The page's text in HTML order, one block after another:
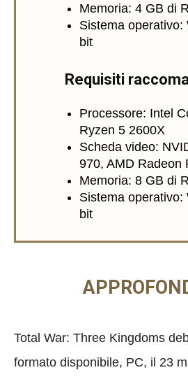
Memoria: 4 GB di
Sistema operativo:
bit
Requisiti
Processore: Intel
Ryzen 5 2600X
Scheda video:
970, AMD Radeon
Memoria: 8 GB di
Sistema
bit
Total War: Three Kingdoms
formato disponibile, PC, il 23